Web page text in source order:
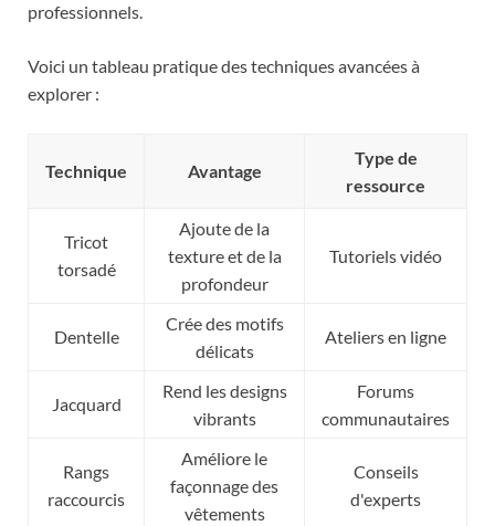
professionnels.
Voici un tableau pratique des techniques avancées à
explorer :
Technique Avantage
Type de
ressource
Tricot
torsadé
Ajoute de la
texture et de la
profondeur
Tutoriels vidéo
Dentelle
Crée des motifs
délicats
Ateliers en ligne
Jacquard
Rend les designs
vibrants
Forums
communautaires
Rangs
raccourcis
Améliore le
façonnage des
vêtements
Conseils
d'experts